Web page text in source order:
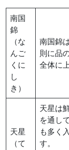
南国
錦
（な
んご
くに
し
き）
南国錦
則に品
全体に
天星
（て
天星は
を通し
も多く
す。